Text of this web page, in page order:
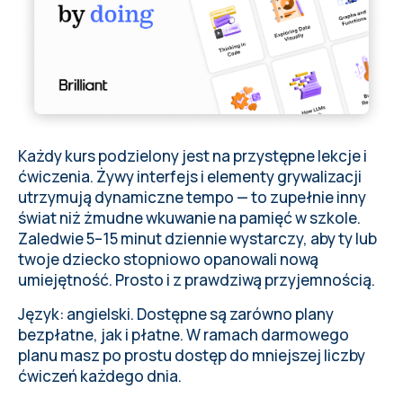
Każdy kurs podzielony jest na przystępne lekcje i
ćwiczenia. Żywy interfejs i elementy grywalizacji
utrzymują dynamiczne tempo — to zupełnie inny
świat niż żmudne wkuwanie na pamięć w szkole.
Zaledwie 5–15 minut dziennie wystarczy, aby ty lub
twoje dziecko stopniowo opanowali nową
umiejętność. Prosto i z prawdziwą przyjemnością.
Język: angielski. Dostępne są zarówno plany
bezpłatne, jak i płatne. W ramach darmowego
planu masz po prostu dostęp do mniejszej liczby
ćwiczeń każdego dnia.